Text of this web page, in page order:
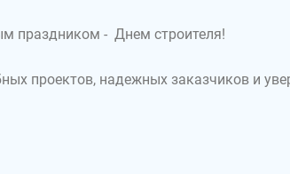
праздником - Днем строителя!
проектов, надежных заказчиков и